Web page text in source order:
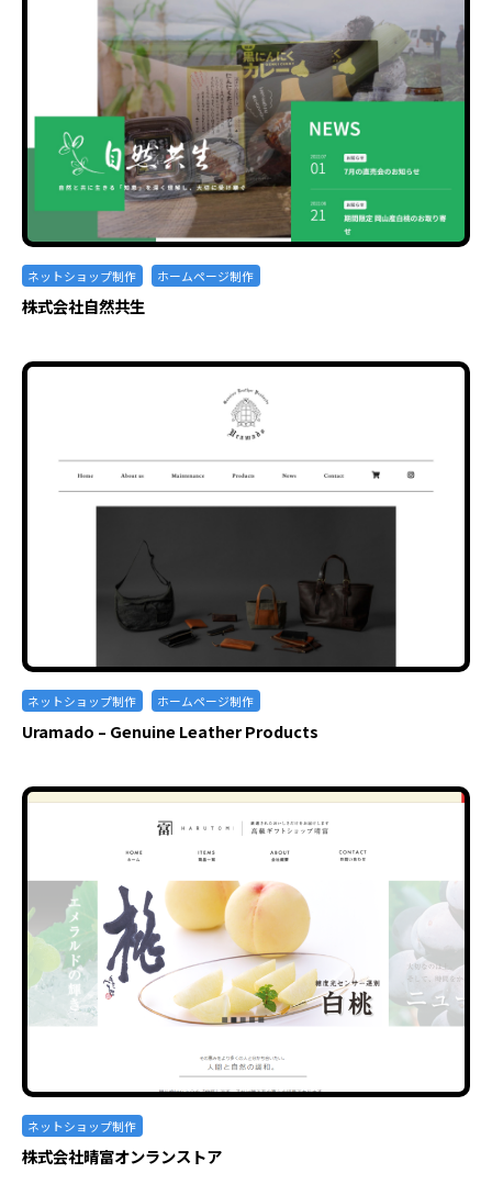
ネットショップ制作 ホームページ制作
株式会社自然共生
ネットショップ制作 ホームページ制作
Uramado – Genuine Leather Products
ネットショップ制作
株式会社晴富オンランストア